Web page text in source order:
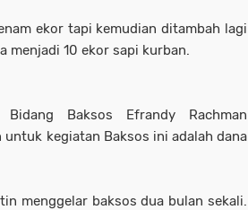
ekor tapi kemudian ditambah lagi
menjadi 10 ekor sapi kurban.
Baksos Efrandy Rachman
kegiatan Baksos ini adalah dana
menggelar baksos dua bulan sekali.